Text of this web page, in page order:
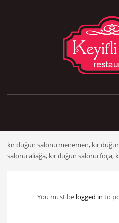
kır düğün salonu menemen, kır
salonu aliağa, kır düğün salonu foça,
You must be logged in to